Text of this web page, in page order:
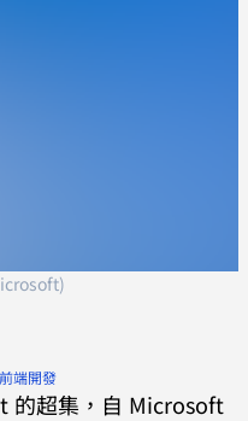
前端開發
的超集，自 Microsoft